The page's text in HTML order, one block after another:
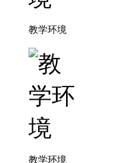
教学环境
教学环境